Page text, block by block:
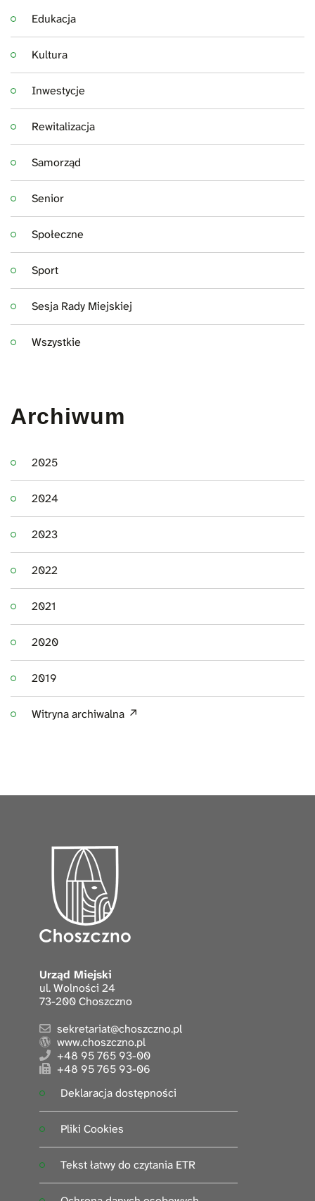
Edukacja
Kultura
Inwestycje
Rewitalizacja
Samorząd
Senior
Społeczne
Sport
Sesja Rady Miejskiej
Wszystkie
Archiwum
2025
2024
2023
2022
2021
2020
2019
Witryna archiwalna
Urząd Miejski
ul. Wolności 24
73-200 Choszczno
sekretariat@choszczno.pl
www.choszczno.pl
+48 95 765 93-00
+48 95 765 93-06
Deklaracja dostępności
Pliki Cookies
Tekst łatwy do czytania ETR